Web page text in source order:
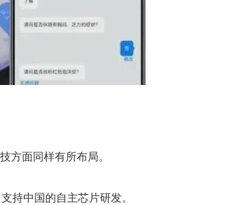
方面同样有所布局。
持中国的自主芯片研发。